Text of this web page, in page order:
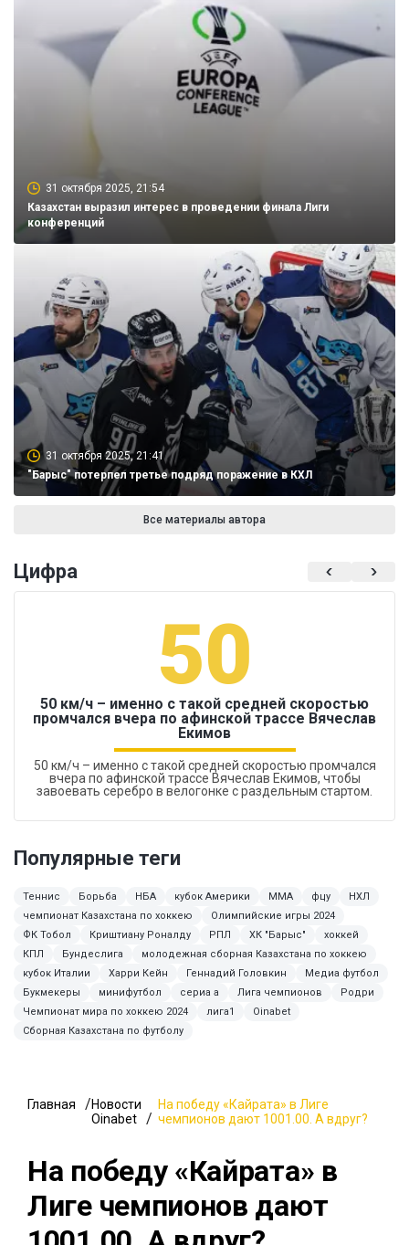
31 октября 2025, 21:54
Казахстан выразил интерес в проведении финала Лиги
конференций
31 октября 2025, 21:41
"Барыс" потерпел третье подряд поражение в КХЛ
Все материалы автора
Цифра
50
50 км/ч – именно с такой средней скоростью
промчался вчера по афинской трассе Вячеслав
Екимов
50 км/ч – именно с такой средней скоростью промчался
вчера по афинской трассе Вячеслав Екимов, чтобы
завоевать серебро в велогонке с раздельным стартом.
Популярные теги
Теннис Борьба НБА кубок Америки ММА фцу
НХЛ
чемпионат Казахстана по хоккею
Олимпийские игры 2024
ФК Тобол
Криштиану Роналду РПЛ ХК "Барыс"
хоккей
КПЛ
Бундеслига
молодежная сборная Казахстана по хоккею
кубок Италии
Харри Кейн Геннадий Головкин
Медиа футбол
Букмекеры
минифутбол сериа а Лига чемпионов
Родри
Чемпионат мира по хоккею 2024
лига1
Oinabet
Сборная Казахстана по футболу
Главная
Новости
Oinabet
На победу «Кайрата» в Лиге
чемпионов дают 1001.00. А вдруг?
На победу «Кайрата» в
Лиге чемпионов дают